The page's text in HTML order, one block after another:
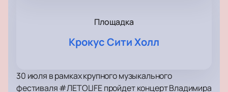
Площадка
Крокус Сити Холл
30 июля в рамках крупного музыкального
фестиваля #ЛЕТОLIFE пройдет концерт Владимира